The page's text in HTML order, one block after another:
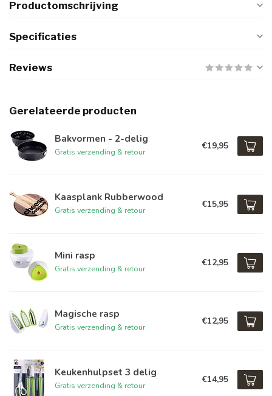
Productomschrijving
Specificaties
Reviews
Gerelateerde producten
Bakvormen - 2-delig
Gratis verzending & retour
€19,95
Kaasplank Rubberwood
Gratis verzending & retour
€15,95
Mini rasp
Gratis verzending & retour
€12,95
Magische rasp
Gratis verzending & retour
€12,95
Keukenhulpset 3 delig
Gratis verzending & retour
€14,95